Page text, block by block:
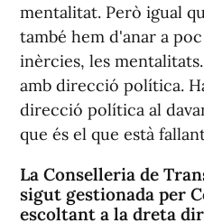
mentalitat. Però igual
també hem d'anar a
inèrcies, les
amb direcció política.
direcció política al
que és el que està
La Conselleria de
sigut gestionada per
escoltant a la dreta